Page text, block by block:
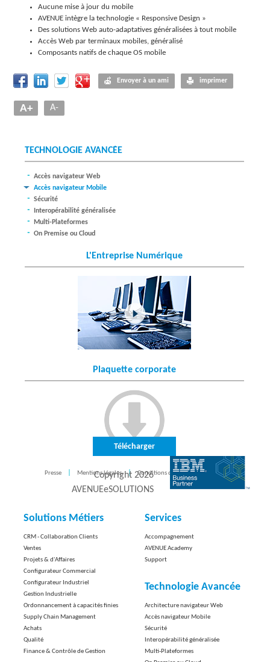
Aucune mise à jour du mobile
AVENUE intègre la technologie « Responsive Design »
Des solutions Web auto-adaptatives généralisées à tout mobile
Accès Web par terminaux mobiles, généralisé
Composants natifs de chaque OS mobile
Envoyer à un ami imprimer
A+ A-
TECHNOLOGIE AVANCÉE
Accès navigateur Web
Accès navigateur Mobile
Sécurité
Interopérabilité généralisée
Multi-Plateformes
On Premise ou Cloud
L'Entreprise Numérique
Plaquette corporate
Télécharger
Presse Mentions légales Conditions d'utilisation CONTACT
Copyright 2026
AVENUEeSOLUTIONS
Solutions Métiers
CRM - Collaboration Clients
Ventes
Projets & d'Affaires
Configurateur Commercial
Configurateur Industriel
Gestion Industrielle
Ordonnancement à capacités finies
Supply Chain Management
Achats
Qualité
Finance & Contrôle de Gestion
Services
Accompagnement
AVENUE Academy
Support
Technologie Avancée
Architecture navigateur Web
Accès navigateur Mobile
Sécurité
Interopérabilité généralisée
Multi-Plateformes